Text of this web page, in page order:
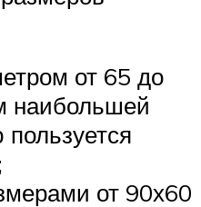
от 65 до
наибольшей
от 90х60